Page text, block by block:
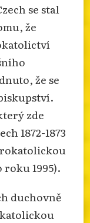
se stal
že
že se
zde
1872-1873
1995).
duchovně